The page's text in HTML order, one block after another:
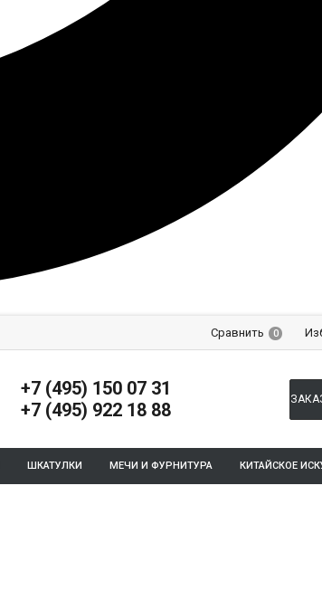
Сравнить 0
+7 (495) 150 07 31
+7 (495) 922 18 88
ШКАТУЛКИ МЕЧИ И ФУРНИТУРА КИТАЙСКОЕ